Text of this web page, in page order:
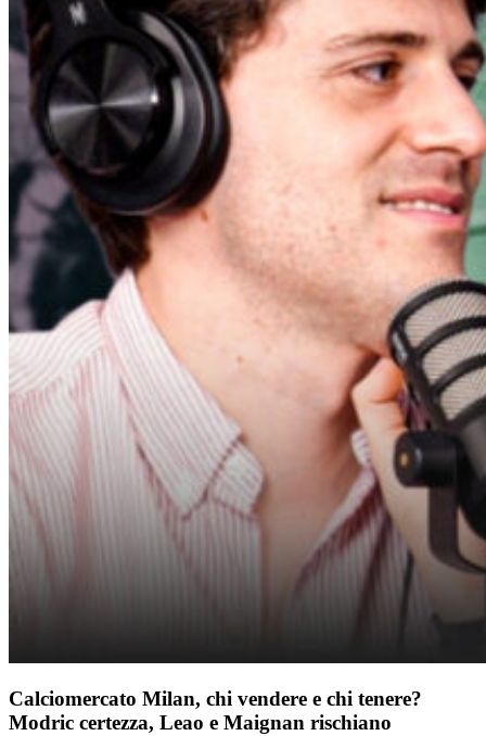
Calciomercato Milan, chi vendere e chi tenere?
Modric certezza, Leao e Maignan rischiano